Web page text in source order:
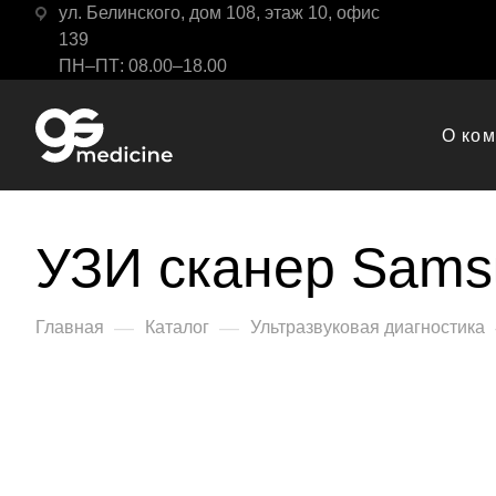
ул. Белинского, дом 108, этаж 10, офис
139
ПН–ПТ: 08.00–18.00
О
УЗИ сканер
Главная — Каталог — Ультразвуковая диагностика